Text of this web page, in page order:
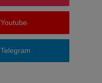
Youtube
Telegram